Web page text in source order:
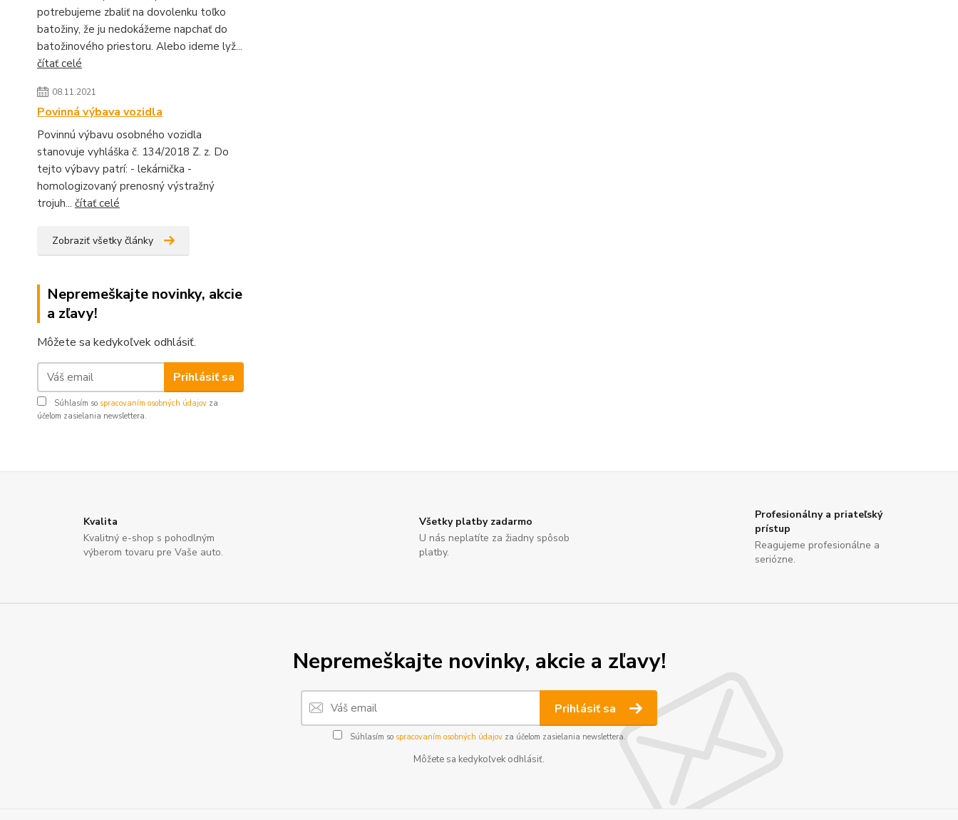
potrebujeme zbaliť na dovolenku toľko
batožiny, že ju nedokážeme napchať do
batožinového priestoru. Alebo ideme lyž...
čítať celé
08.11.2021
Povinná výbava vozidla
Povinnú výbavu osobného vozidla
stanovuje vyhláška č. 134/2018 Z. z. Do
tejto výbavy patrí: - lekárnička -
homologizovaný prenosný výstražný
trojuh... čítať celé
Zobraziť všetky články
Nepremeškajte novinky, akcie
a zľavy!
Môžete sa kedykoľvek odhlásiť.
Prihlásiť sa
Súhlasím so spracovaním osobných údajov za
účelom zasielania newslettera.
Kvalita
Kvalitný e-shop s pohodlným
výberom tovaru pre Vaše auto.
Všetky platby zadarmo
U nás neplatíte za žiadny spôsob
platby.
Profesionálny a priateľský
prístup
Reagujeme profesionálne a
seriózne.
Nepremeškajte novinky, akcie a zľavy!
Prihlásiť sa
Súhlasím so spracovaním osobných údajovza účelom zasielania newslettera.
Môžete sa kedykoľvek odhlásiť.